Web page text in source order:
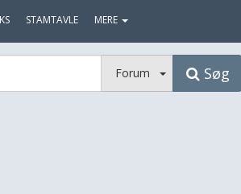
STAMTAVLE MERE
Forum Søg